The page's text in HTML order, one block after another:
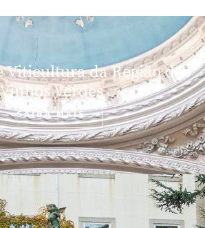
Viticultura da Região dos
Verdes
SAIBA MAIS